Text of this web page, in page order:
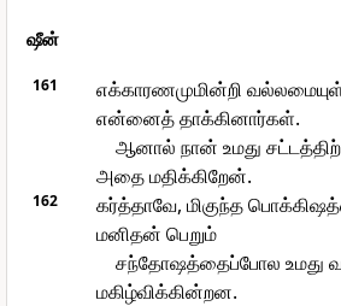
ஷீன்
161
எக்காரணமுமின்றி
என்னைத் தாக்கினார்கள்.
ஆனால் நான் உமது
அதை மதிக்கிறேன்.
162
கர்த்தாவே, மிகுந்த
மனிதன் பெறும்
சந்தோஷத்தைப்போல உமது
மகிழ்விக்கின்றன.